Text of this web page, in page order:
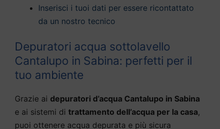
Inserisci i tuoi dati per essere ricontattato
da un nostro tecnico
Depuratori acqua sottolavello
Cantalupo in Sabina: perfetti per il
tuo ambiente
Grazie ai depuratori d’acqua Cantalupo in Sabina
e ai sistemi di trattamento dell’acqua per la casa,
puoi ottenere acqua depurata e più sicura